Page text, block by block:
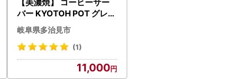
バー KYOTOH POT グレイ
【京陶窯業】ポット シン
岐阜県多治見市
(1)
11,000